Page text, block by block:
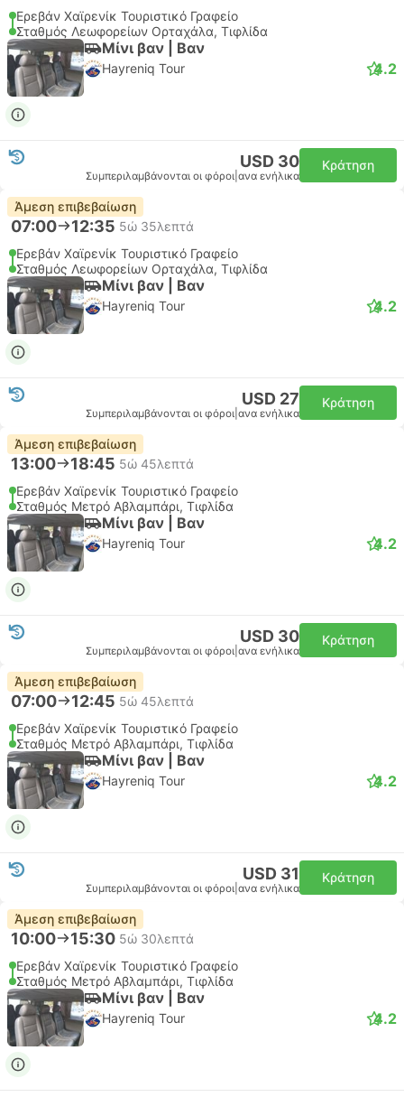
Ερεβάν Χαϊρενίκ Τουριστικό Γραφείο
Σταθμός Λεωφορείων Ορταχάλα, Τιφλίδα
Μίνι βαν | Βαν
Hayreniq Tour 4.2
USD 30
Συμπεριλαμβάνονται οι φόροι ανα ενήλικα
Κράτηση
Άμεση επιβεβαίωση
07:00 12:35 5ώ 35λεπτά
Ερεβάν Χαϊρενίκ Τουριστικό Γραφείο
Σταθμός Λεωφορείων Ορταχάλα, Τιφλίδα
Μίνι βαν | Βαν
Hayreniq Tour 4.2
USD 27
Συμπεριλαμβάνονται οι φόροι ανα ενήλικα
Κράτηση
Άμεση επιβεβαίωση
13:00 18:45 5ώ 45λεπτά
Ερεβάν Χαϊρενίκ Τουριστικό Γραφείο
Σταθμός Μετρό Αβλαμπάρι, Τιφλίδα
Μίνι βαν | Βαν
Hayreniq Tour 4.2
USD 30
Συμπεριλαμβάνονται οι φόροι ανα ενήλικα
Κράτηση
Άμεση επιβεβαίωση
07:00 12:45 5ώ 45λεπτά
Ερεβάν Χαϊρενίκ Τουριστικό Γραφείο
Σταθμός Μετρό Αβλαμπάρι, Τιφλίδα
Μίνι βαν | Βαν
Hayreniq Tour 4.2
USD 31
Συμπεριλαμβάνονται οι φόροι ανα ενήλικα
Κράτηση
Άμεση επιβεβαίωση
10:00 15:30 5ώ 30λεπτά
Ερεβάν Χαϊρενίκ Τουριστικό Γραφείο
Σταθμός Μετρό Αβλαμπάρι, Τιφλίδα
Μίνι βαν | Βαν
Hayreniq Tour 4.2